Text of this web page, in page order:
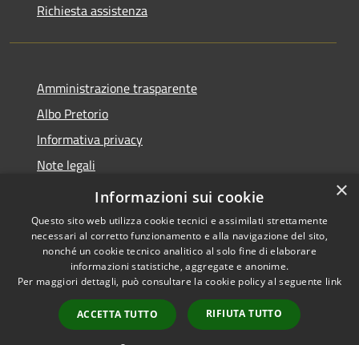
Richiesta assistenza
Amministrazione trasparente
Albo Pretorio
Informativa privacy
Note legali
Dichiarazione di accessibilità
Accessibilità
Copyright © 2026 • Comune di
Lurago d'Erba • Powered by
Municipium•
Accesso
redazione
×
Informazioni sui cookie
Questo sito web utilizza cookie tecnici e assimilati strettamente
necessari al corretto funzionamento e alla navigazione del sito,
nonché un cookie tecnico analitico al solo fine di elaborare
informazioni statistiche, aggregate e anonime.
Per maggiori dettagli, può consultare la cookie policy al seguente link
ACCETTA TUTTO RIFIUTA TUTTO